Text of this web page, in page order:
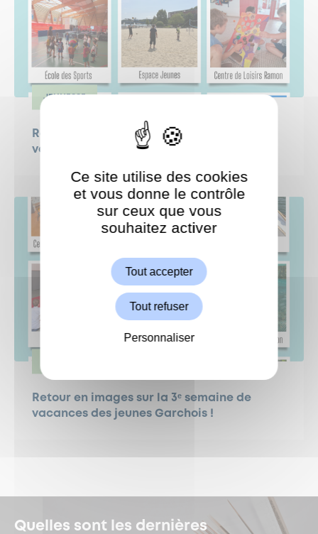
JEUNESSE
Retour en images sur la 4ᵉ semaine de
vacances des jeunes Garchois !
Retour en images sur la 3ᵉ semaine de
vacances des jeunes Garchois !
Quelles sont les dernières
ShareThis est désactivé.
Ce site utilise des cookies
et vous donne le contrôle
sur ceux que vous
souhaitez activer
Tout accepter
Tout refuser
Personnaliser